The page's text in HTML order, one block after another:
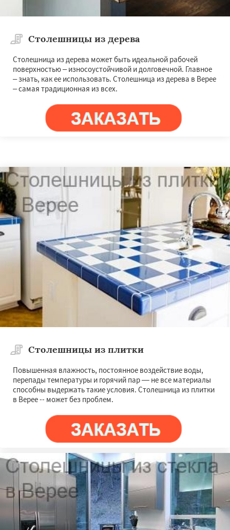
Столешницы из дерева
Столешница из дерева может быть идеальной рабочей
поверхностью – износоустойчивой и долговечной. Главное
– знать, как ее использовать. Столешница из дерева в Верее
– самая традиционная из всех.
Столешницы из плитки
Повышенная влажность, постоянное воздействие воды,
перепады температуры и горячий пар — не все материалы
способны выдержать такие условия. Столешница из плитки
в Верее -- может без проблем.